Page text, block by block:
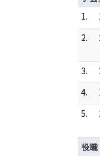
1.
2.
3.
4.
5.
役職